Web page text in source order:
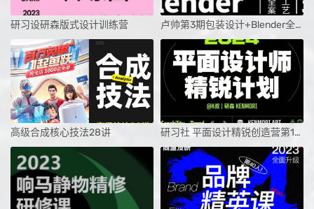
研习设研森版式设计训练营 卢帅第3期包装设计+Blender全能班
高级合成核心技法28讲 研习社 平面设计精锐创造营第1期课程2024